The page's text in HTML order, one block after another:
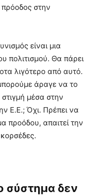
στην
είναι μια
πολιτισμού. Θα πάρει
λιγότερο από αυτό.
άραγε να το
μέσα στην
Ε.Ε.; Όχι. Πρέπει να
προόδου, απαιτεί την
σύστημα δεν